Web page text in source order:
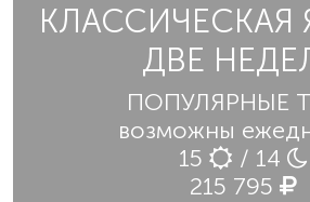
КЛАССИЧЕСКАЯ
ДВЕ
ПОПУЛЯРНЫЕ
возможны
15
/ 14
215 795